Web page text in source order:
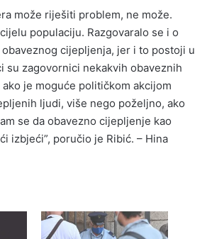
može riješiti problem, ne može.
populaciju. Razgovaralo se i o
cijepljenja, jer i to postoji u
su zagovornici nekakvih obaveznih
je moguće političkom akcijom
ljudi, više nego poželjno, ako
se da obavezno cijepljenje kao
izbjeći”, poručio je Ribić. – Hina